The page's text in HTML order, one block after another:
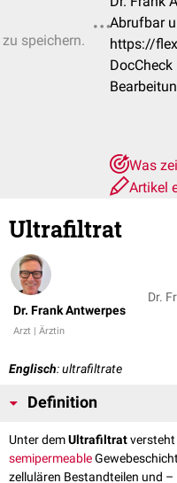
speichern.
Abrufbar
https://
Was
Artikel
Ultrafiltrat
Dr. Frank Antwerpes
Arzt | Ärztin
Englisch: ultrafiltrate
Definition
Unter demUltrafiltratversteht
semipermeable
zellulären Bestandteilen und –